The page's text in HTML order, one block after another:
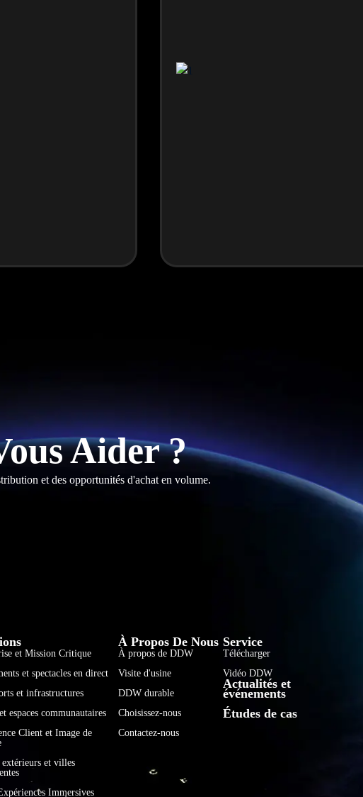
Aider ?
et des opportunités d'achat en volume.
et Mission Critique
et spectacles en direct
et infrastructures
espaces communautaires
Client et Image de
extérieurs et villes
Immersives
À Propos De Nous
À propos de DDW
Visite d'usine
DDW durable
Choisissez-nous
Contactez-nous
Service
Télécharger
Vidéo DDW
Actualités et
événements
Études de cas
Tiếng Việt
한국어
हिन्दी